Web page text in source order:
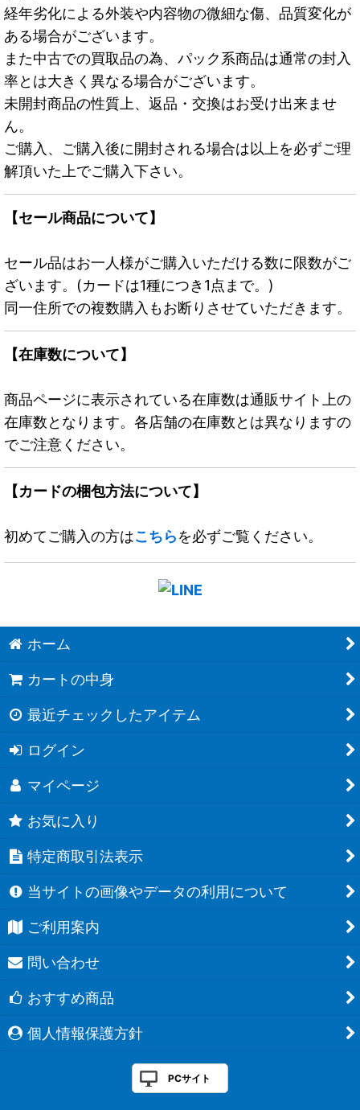
経年劣化による外装や内容物の微細な傷、品質変化が
ある場合がございます。
また中古での買取品の為、パック系商品は通常の封入
率とは大きく異なる場合がございます。
未開封商品の性質上、返品・交換はお受け出来ませ
ん。
ご購入、ご購入後に開封される場合は以上を必ずご理
解頂いた上でご購入下さい。
【セール商品について】
セール品はお一人様がご購入いただける数に限数がご
ざいます。(カードは1種につき1点まで。)
同一住所での複数購入もお断りさせていただきます。
【在庫数について】
商品ページに表示されている在庫数は通販サイト上の
在庫数となります。各店舗の在庫数とは異なりますの
でご注意ください。
【カードの梱包方法について】
初めてご購入の方はこちらを必ずご覧ください。
ホーム
カートの中身
最近チェックしたアイテム
ログイン
マイページ
お気に入り
特定商取引法表示
当サイトの画像やデータの利用について
ご利用案内
問い合わせ
おすすめ商品
個人情報保護方針
PCサイト